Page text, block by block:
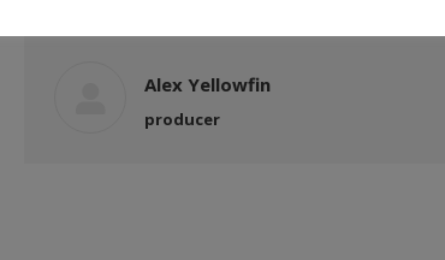
Alex Yellowfin
producer